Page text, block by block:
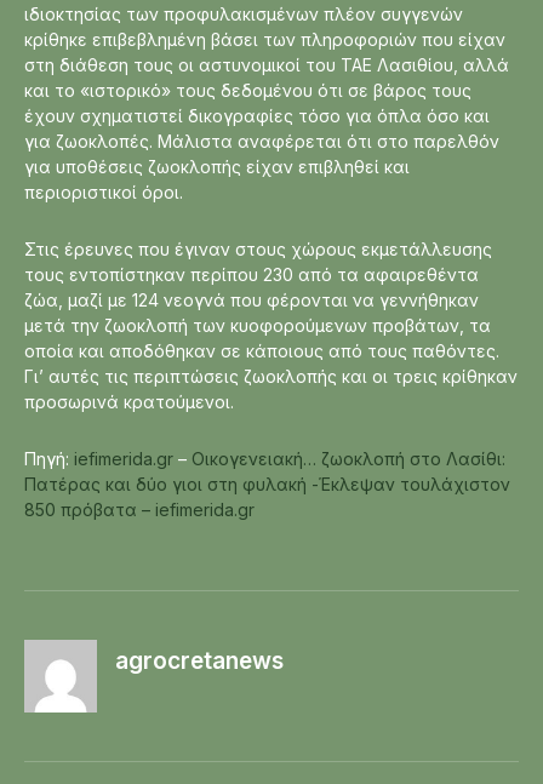
ιδιοκτησίας των προφυλακισμένων πλέον συγγενών
κρίθηκε επιβεβλημένη βάσει των πληροφοριών που είχαν
στη διάθεση τους οι αστυνομικοί του ΤΑΕ Λασιθίου, αλλά
και το «ιστορικό» τους δεδομένου ότι σε βάρος τους
έχουν σχηματιστεί δικογραφίες τόσο για όπλα όσο και
για ζωοκλοπές. Μάλιστα αναφέρεται ότι στο παρελθόν
για υποθέσεις ζωοκλοπής είχαν επιβληθεί και
περιοριστικοί όροι.
Στις έρευνες που έγιναν στους χώρους εκμετάλλευσης
τους εντοπίστηκαν περίπου 230 από τα αφαιρεθέντα
ζώα, μαζί με 124 νεογνά που φέρονται να γεννήθηκαν
μετά την ζωοκλοπή των κυοφορούμενων προβάτων, τα
οποία και αποδόθηκαν σε κάποιους από τους παθόντες.
Γι’ αυτές τις περιπτώσεις ζωοκλοπής και οι τρεις κρίθηκαν
προσωρινά κρατούμενοι.
Πηγή: iefimerida.gr – Οικογενειακή… ζωοκλοπή στο Λασίθι:
Πατέρας και δύο γιοι στη φυλακή -Έκλεψαν τουλάχιστον
850 πρόβατα – iefimerida.gr
agrocretanews